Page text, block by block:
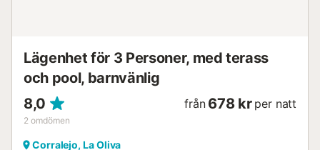
Lägenhet för 3 Personer, med terass
och pool, barnvänlig
8,0
2 omdömen
från 678 kr per natt
Corralejo, La Oliva